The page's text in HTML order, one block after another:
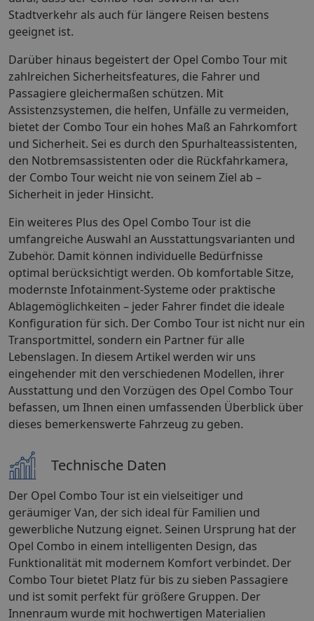
Stadtverkehr als auch für längere Reisen bestens
geeignet ist.
Darüber hinaus begeistert der Opel Combo Tour mit
zahlreichen Sicherheitsfeatures, die Fahrer und
Passagiere gleichermaßen schützen. Mit
Assistenzsystemen, die helfen, Unfälle zu vermeiden,
bietet der Combo Tour ein hohes Maß an Fahrkomfort
und Sicherheit. Sei es durch den Spurhalteassistenten,
den Notbremsassistenten oder die Rückfahrkamera,
der Combo Tour weicht nie von seinem Ziel ab –
Sicherheit in jeder Hinsicht.
Ein weiteres Plus des Opel Combo Tour ist die
umfangreiche Auswahl an Ausstattungsvarianten und
Zubehör. Damit können individuelle Bedürfnisse
optimal berücksichtigt werden. Ob komfortable Sitze,
modernste Infotainment-Systeme oder praktische
Ablagemöglichkeiten – jeder Fahrer findet die ideale
Konfiguration für sich. Der Combo Tour ist nicht nur ein
Transportmittel, sondern ein Partner für alle
Lebenslagen. In diesem Artikel werden wir uns
eingehender mit den verschiedenen Modellen, ihrer
Ausstattung und den Vorzügen des Opel Combo Tour
befassen, um Ihnen einen umfassenden Überblick über
dieses bemerkenswerte Fahrzeug zu geben.
Technische Daten
Der Opel Combo Tour ist ein vielseitiger und
geräumiger Van, der sich ideal für Familien und
gewerbliche Nutzung eignet. Seinen Ursprung hat der
Opel Combo in einem intelligenten Design, das
Funktionalität mit modernem Komfort verbindet. Der
Combo Tour bietet Platz für bis zu sieben Passagiere
und ist somit perfekt für größere Gruppen. Der
Innenraum wurde mit hochwertigen Materialien